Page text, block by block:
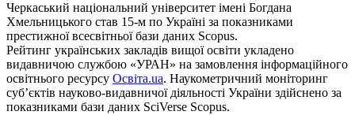
Черкаський національний університет імені Богдана
Хмельницького став 15-м по Україні за показниками
престижної всесвітньої бази даних Scopus.
Рейтинг українських закладів вищої освіти укладено
видавничою службою «УРАН» на замовлення інформаційного
освітнього ресурсу Освіта.ua. Наукометричний моніторинг
суб’єктів науково-видавничої діяльності України здійснено за
показниками бази даних SciVerse Scopus.